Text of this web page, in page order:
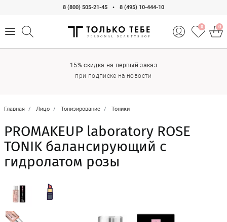
8 (800) 505-21-45 • 8 (495) 10-444-10
0 0
15% скидка на первый заказ
при подписке на новости
Главная Лицо Тонизирование Тоники
PROMAKEUP laboratory ROSE
TONIK балансирующий с
гидролатом розы